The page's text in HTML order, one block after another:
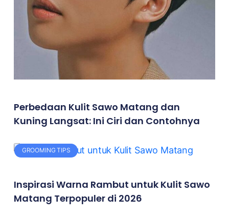
Perbedaan Kulit Sawo Matang dan
Kuning Langsat: Ini Ciri dan Contohnya
GROOMING TIPS
Inspirasi Warna Rambut untuk Kulit Sawo
Matang Terpopuler di 2026